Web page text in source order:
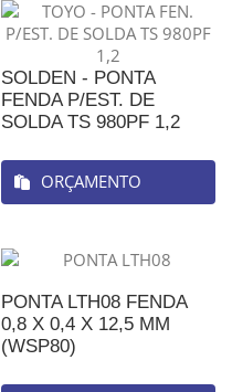
SOLDEN - PONTA
FENDA P/EST. DE
SOLDA TS 980PF 1,2
ORÇAMENTO
PONTA LTH08 FENDA
0,8 X 0,4 X 12,5 MM
(WSP80)